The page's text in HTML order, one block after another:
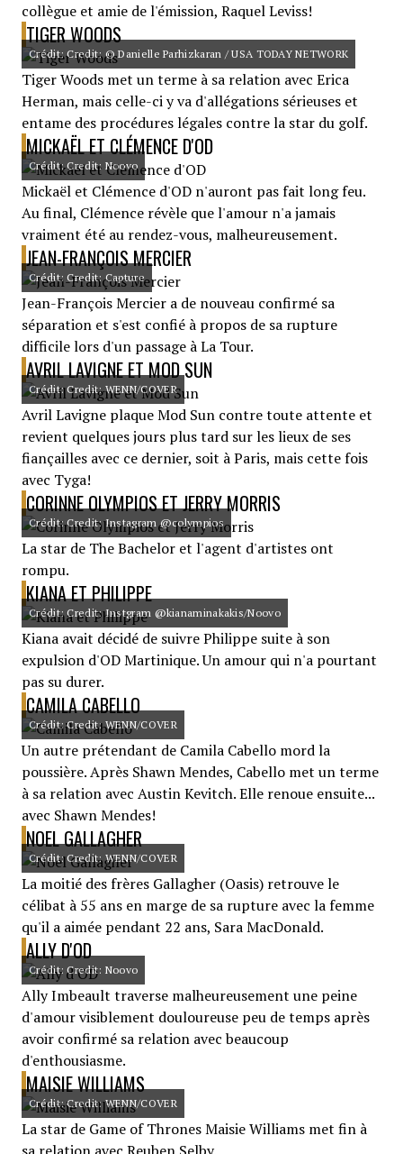
collègue et amie de l'émission, Raquel Leviss!
TIGER WOODS
Crédit: Credit: © Danielle Parhizkaran / USA TODAY NETWORK
Tiger Woods met un terme à sa relation avec Erica
Herman, mais celle-ci y va d'allégations sérieuses et
entame des procédures légales contre la star du golf.
MICKAËL ET CLÉMENCE D'OD
Crédit: Credit: Noovo
Mickaël et Clémence d'OD n'auront pas fait long feu.
Au final, Clémence révèle que l'amour n'a jamais
vraiment été au rendez-vous, malheureusement.
JEAN-FRANÇOIS MERCIER
Crédit: Credit: Capture
Jean-François Mercier a de nouveau confirmé sa
séparation et s'est confié à propos de sa rupture
difficile lors d'un passage à La Tour.
AVRIL LAVIGNE ET MOD SUN
Crédit: Credit: WENN/COVER
Avril Lavigne plaque Mod Sun contre toute attente et
revient quelques jours plus tard sur les lieux de ses
fiançailles avec ce dernier, soit à Paris, mais cette fois
avec Tyga!
CORINNE OLYMPIOS ET JERRY MORRIS
Crédit: Credit: Instagram @colympios
La star de The Bachelor et l'agent d'artistes ont
rompu.
KIANA ET PHILIPPE
Crédit: Credit: Instgram @kianaminakakis/Noovo
Kiana avait décidé de suivre Philippe suite à son
expulsion d'OD Martinique. Un amour qui n'a pourtant
pas su durer.
CAMILA CABELLO
Crédit: Credit: WENN/COVER
Un autre prétendant de Camila Cabello mord la
poussière. Après Shawn Mendes, Cabello met un terme
à sa relation avec Austin Kevitch. Elle renoue ensuite...
avec Shawn Mendes!
NOEL GALLAGHER
Crédit: Credit: WENN/COVER
La moitié des frères Gallagher (Oasis) retrouve le
célibat à 55 ans en marge de sa rupture avec la femme
qu'il a aimée pendant 22 ans, Sara MacDonald.
ALLY D'OD
Crédit: Credit: Noovo
Ally Imbeault traverse malheureusement une peine
d'amour visiblement douloureuse peu de temps après
avoir confirmé sa relation avec beaucoup
d'enthousiasme.
MAISIE WILLIAMS
Crédit: Credit: WENN/COVER
La star de Game of Thrones Maisie Williams met fin à